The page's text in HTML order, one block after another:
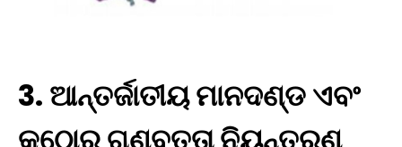
3. ଆନ୍ତର୍ଜାତୀୟ ମାନଦଣ୍ଡ ଏବଂ